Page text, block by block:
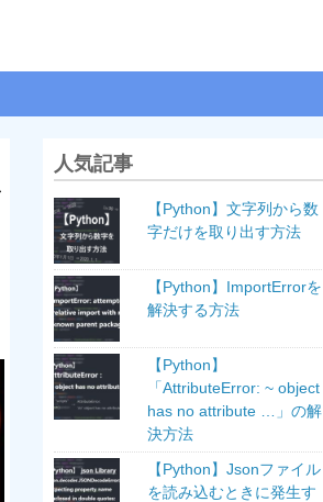
人気記事
【Python】文字列から数
字だけを取り出す方法
【Python】ImportErrorを
解決する方法
【Python】
「AttributeError: ~ object
has no attribute …」の解
決方法
【Python】Jsonファイル
を読み込むときに発生す